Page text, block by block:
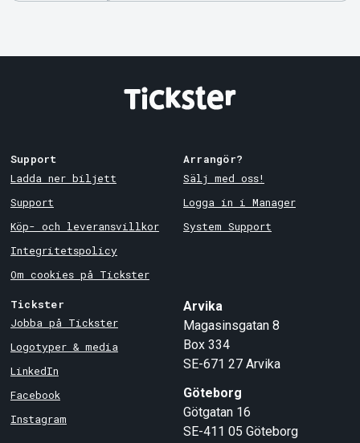
Support
Ladda ner biljett
Support
Köp- och leveransvillkor
Integritetspolicy
Om cookies på Tickster
Arrangör?
Sälj med oss!
Logga in i Manager
System Support
Tickster
Jobba på Tickster
Logotyper & media
LinkedIn
Facebook
Instagram
Arvika
Magasinsgatan 8
Box 334
SE-671 27 Arvika
Göteborg
Götgatan 16
SE-411 05 Göteborg